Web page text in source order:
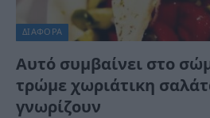
ΔΙΆΦΟΡΑ
Αυτό συμβαίνει στο
τρώμε χωριάτικη
γνωρίζουν